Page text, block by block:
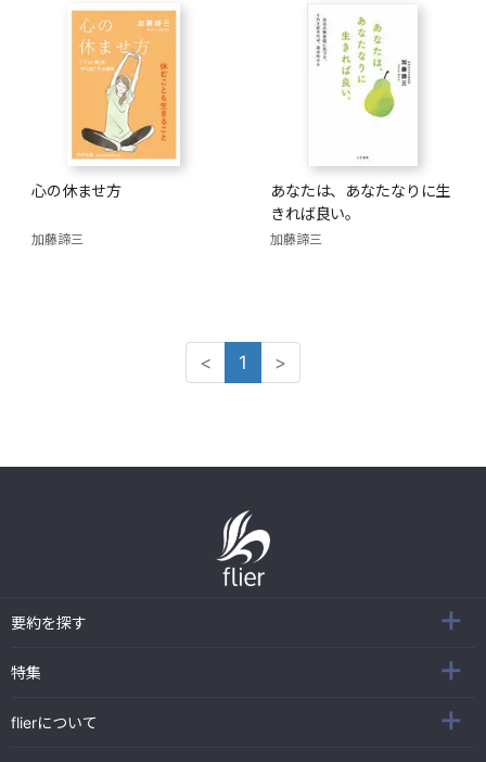
心の休ませ方
加藤諦三
あなたは、あなたなりに生
きれば良い。
加藤諦三
< 1 >
要約を探す
特集
flierについて